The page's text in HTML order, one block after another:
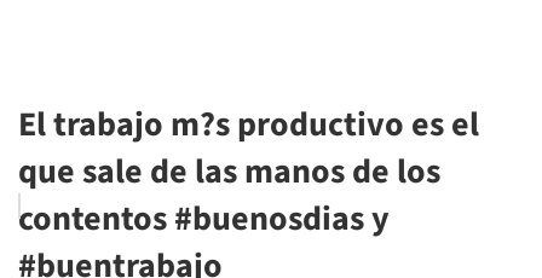
El trabajo m?s productivo es el
que sale de las manos de los
contentos #buenosdias y
#buentrabajo